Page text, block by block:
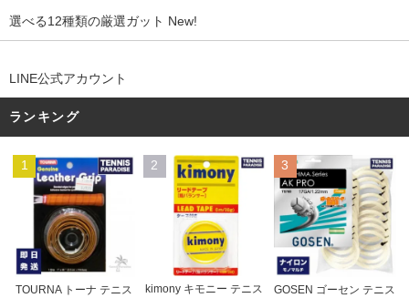
選べる12種類の厳選ガット New!
LINE公式アカウント
ランキング
1
TOURNA トーナ テニス
2
kimony キモニー テニス
3
GOSEN ゴーセン テニス